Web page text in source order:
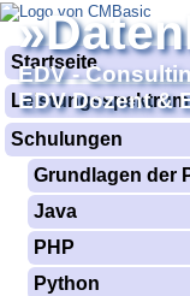
EDV -
EDV Dozent &
Startseite
Leistungsspektrum
Schulungen
Grundlagen der
Java
PHP
Python